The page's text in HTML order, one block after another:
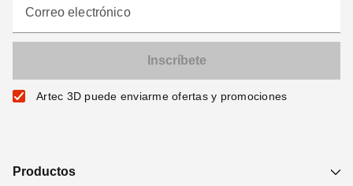
Correo electrónico
Artec 3D puede enviarme ofertas y promociones
Productos